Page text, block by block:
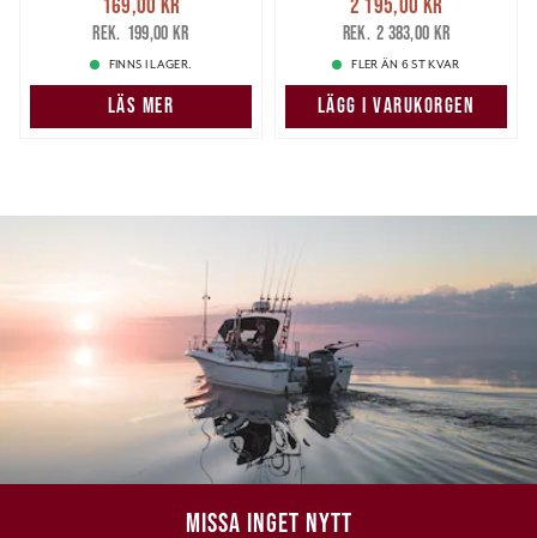
169,00 krTidigare pris
199,00 kr
199,00 kr
FINNS I LAGER.
LÄS MER
2 195,00 krTidigare pris
2 383,00 kr
2 383,00 kr
FLER ÄN 6 ST KVAR
LÄGG I VARUKORGEN
MISSA INGET NYTT